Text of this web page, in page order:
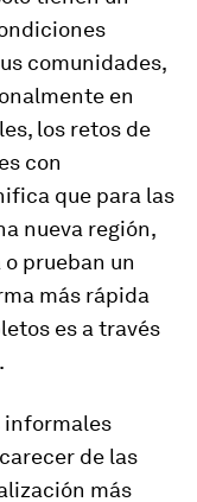
comunidades,
en
los retos de
con
que para las
nueva región,
prueban un
más rápida
es a través
informales
de las
más